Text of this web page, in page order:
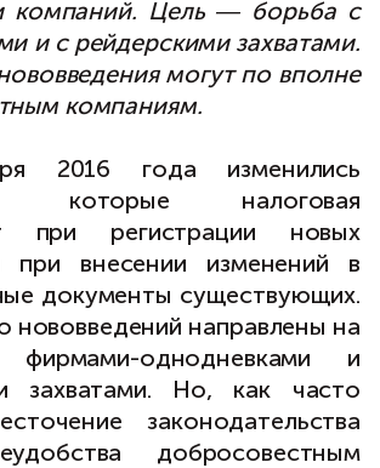
компаний. Цель ― борьба с
и с рейдерскими захватами.
могут по вполне
компаниям.
2016 года изменились
которые налоговая
при регистрации новых
при внесении изменений в
документы существующих.
нововведений направлены на
однодневками и
захватами. Но, как часто
законодательства
добросовестным